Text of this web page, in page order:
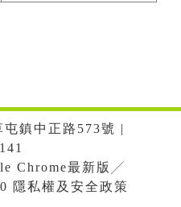
鎮中正路573號 |
Chrome最新版╱
隱私權及安全政策